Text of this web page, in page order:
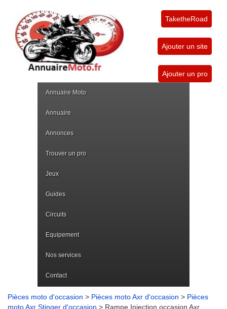
TaketheRoad
Ajouter un site
Ajouter un pro
Annuaire Moto
Annuaire
Annonces
Trouver un pro
Jeux
Guides
Circuits
Equipement
Nos services
Contact
Pièces moto d'occasion > Pièces moto Axr d'occasion > Pièces
moto Axr Stinger d'occasion > Rampe Injection occasion Axr